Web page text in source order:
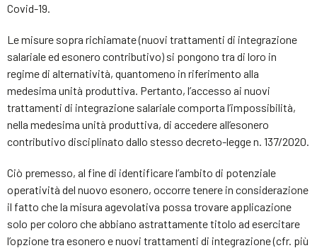
Covid-19.
Le misure sopra richiamate (nuovi trattamenti di integrazione
salariale ed esonero contributivo) si pongono tra di loro in
regime di alternatività, quantomeno in riferimento alla
medesima unità produttiva. Pertanto, l’accesso ai nuovi
trattamenti di integrazione salariale comporta l’impossibilità,
nella medesima unità produttiva, di accedere all’esonero
contributivo disciplinato dallo stesso decreto-legge n. 137/2020.
Ciò premesso, al fine di identificare l’ambito di potenziale
operatività del nuovo esonero, occorre tenere in considerazione
il fatto che la misura agevolativa possa trovare applicazione
solo per coloro che abbiano astrattamente titolo ad esercitare
l’opzione tra esonero e nuovi trattamenti di integrazione (cfr. più